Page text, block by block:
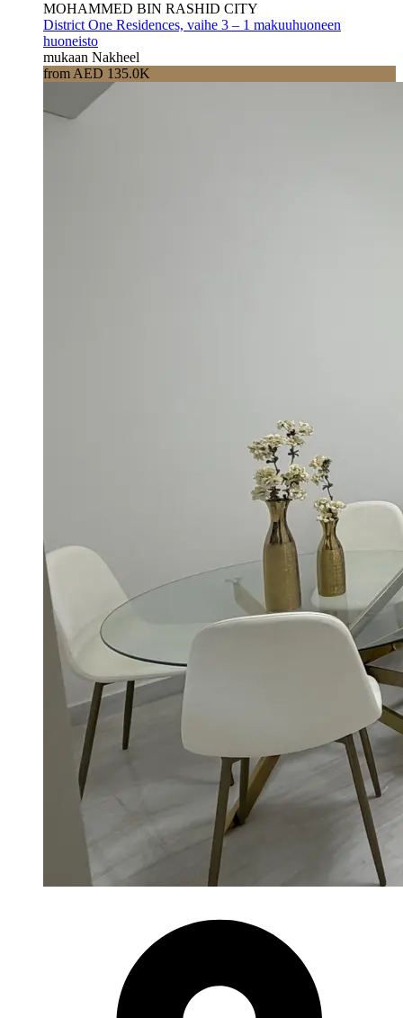
MOHAMMED BIN RASHID CITY
District One Residences, vaihe 3 – 1 makuuhuoneen
huoneisto
mukaan Nakheel
from AED 135.0K